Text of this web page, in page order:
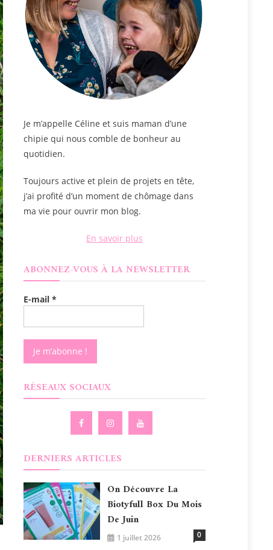
Je m’appelle Céline et suis maman d’une
chipie qui nous comble de bonheur au
quotidien.
Toujours active et plein de projets en tête,
j’ai profité d’un moment de chômage dans
ma vie pour ouvrir mon blog.
En savoir plus
ABONNEZ-VOUS À LA NEWSLETTER
E-mail *
RÉSEAUX SOCIAUX
DERNIERS ARTICLES
On Découvre La
Biotyfull Box Du Mois
De Juin
1 juillet 2026 0